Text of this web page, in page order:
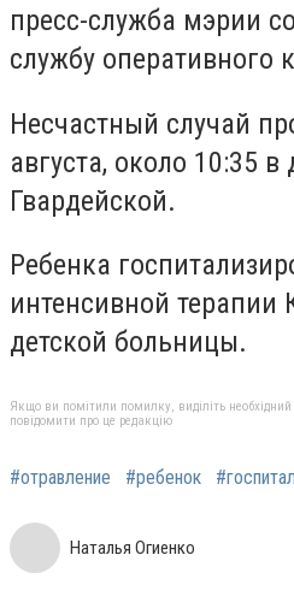
пресс-служба мэрии
службу оперативного
Несчастный случай
августа, около 10:35
Гвардейской.
Ребенка
интенсивной терапии
детской больницы.
Якщо ви помітили помилку, виділіть
повідомити про це редакцію
#отравление #ребенок
Наталья Огиенко